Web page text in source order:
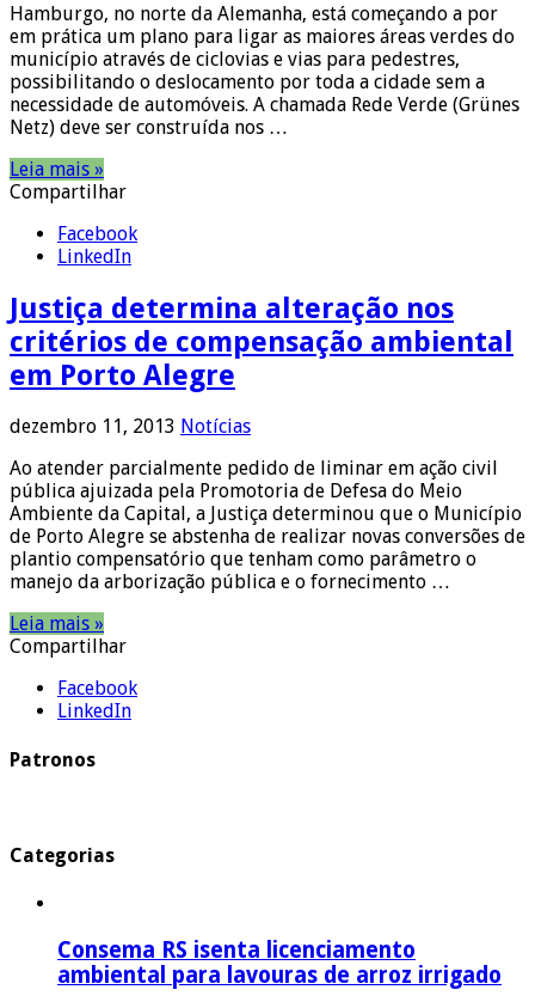
Hamburgo, no norte da Alemanha, está começando a por
em prática um plano para ligar as maiores áreas verdes do
município através de ciclovias e vias para pedestres,
possibilitando o deslocamento por toda a cidade sem a
necessidade de automóveis. A chamada Rede Verde (Grünes
Netz) deve ser construída nos …
Leia mais »
Compartilhar
Facebook
LinkedIn
Justiça determina alteração nos
critérios de compensação ambiental
em Porto Alegre
dezembro 11, 2013 Notícias
Ao atender parcialmente pedido de liminar em ação civil
pública ajuizada pela Promotoria de Defesa do Meio
Ambiente da Capital, a Justiça determinou que o Município
de Porto Alegre se abstenha de realizar novas conversões de
plantio compensatório que tenham como parâmetro o
manejo da arborização pública e o fornecimento …
Leia mais »
Compartilhar
Facebook
LinkedIn
Patronos
Categorias
Consema RS isenta licenciamento
ambiental para lavouras de arroz irrigado